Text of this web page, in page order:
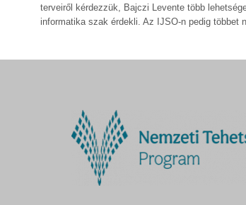
terveiről kérdezzük, Bajczi Levente több
informatika szak érdekli. Az IJSO-n pedig többet